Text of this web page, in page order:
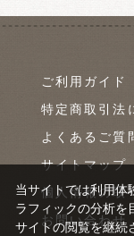
ご利用ガイド
特定商取引法
よくあるご質
サイトマップ
個人情報の取
お問い合わせ
当サイトでは利用体
ラフィックの分析を
サイトの閲覧を継続